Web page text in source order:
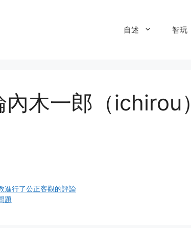
自述 智玩
內木一郎（ichirou）
進行了公正客觀的評論
題